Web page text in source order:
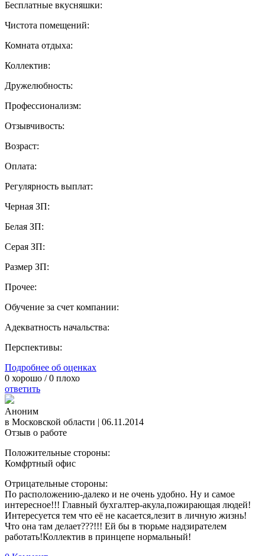
Бесплатные вкусняшки:
Чистота помещений:
Комната отдыха:
Коллектив:
Дружелюбность:
Профессионализм:
Отзывчивость:
Возраст:
Оплата:
Регулярность выплат:
Черная ЗП:
Белая ЗП:
Серая ЗП:
Размер ЗП:
Прочее:
Обучение за счет компании:
Адекватность начальства:
Перспективы:
Подробнее об оценках
0 хорошо /0 плохо
ответить
Аноним
в Московской области | 06.11.2014
Отзыв о работе
Положительные стороны:
Комфртный офис
Отрицательные стороны:
По расположению-далеко и не очень удобно. Ну и самое
интересное!!! Главный бухгалтер-акула,пожирающая людей!
Интересуется тем что её не касается,лезит в личную жизнь!
Что она там делает???!!! Ей бы в тюрьме надзирателем
работать!Коллектив в принцепе нормальный!